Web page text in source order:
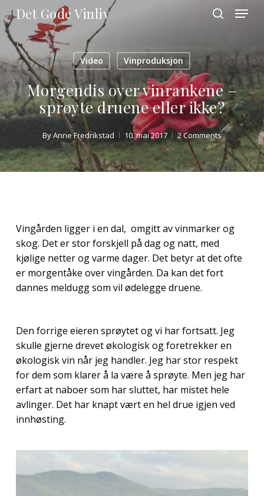
Skip
to
main
content
Det Gode Vinliv Menu
Video Vinproduksjon
Morgendis over vinrankene –
sprøyte druene eller ikke?
ByAnne Fredrikstad 10. mai 2017 2 Comments
Vingården ligger i en dal, omgitt av vinmarker og
skog. Det er stor forskjell på dag og natt, med
kjølige netter og varme dager. Det betyr at det ofte
er morgentåke over vingården. Da kan det fort
dannes meldugg som vil ødelegge druene.
Den forrige eieren sprøytet og vi har fortsatt. Jeg
skulle gjerne drevet økologisk og foretrekker en
økologisk vin når jeg handler. Jeg har stor respekt
for dem som klarer å la være å sprøyte. Men jeg har
erfart at naboer som har sluttet, har mistet hele
avlinger. Det har knapt vært en hel drue igjen ved
innhøsting.
Menu